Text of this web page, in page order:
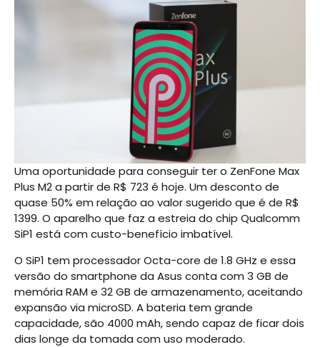
Uma oportunidade para conseguir ter o ZenFone Max
Plus M2 a partir de R$ 723 é hoje. Um desconto de
quase 50% em relação ao valor sugerido que é de R$
1399. O aparelho que faz a estreia do chip Qualcomm
SiP1 está com custo-benefício imbatível.
O SiP1 tem processador Octa-core de 1.8 GHz e essa
versão do smartphone da Asus conta com 3 GB de
memória RAM e 32 GB de armazenamento, aceitando
expansão via microSD. A bateria tem grande
capacidade, são 4000 mAh, sendo capaz de ficar dois
dias longe da tomada com uso moderado.